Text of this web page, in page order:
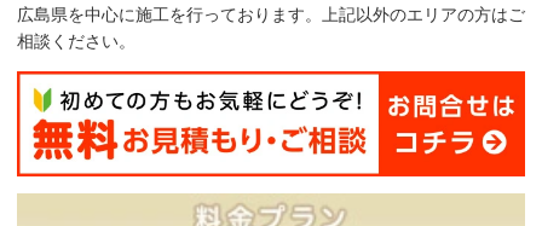
広島県を中心に施工を行っております。上記以外のエリアの方はご
相談ください。